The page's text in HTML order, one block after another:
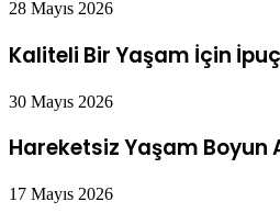
28 Mayıs 2026
Kaliteli Bir Yaşam İçin
30 Mayıs 2026
Hareketsiz Yaşam Boyun
17 Mayıs 2026